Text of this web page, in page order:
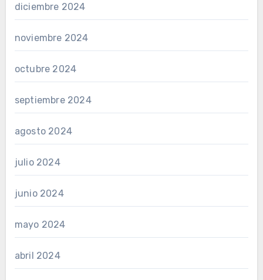
diciembre 2024
noviembre 2024
octubre 2024
septiembre 2024
agosto 2024
julio 2024
junio 2024
mayo 2024
abril 2024